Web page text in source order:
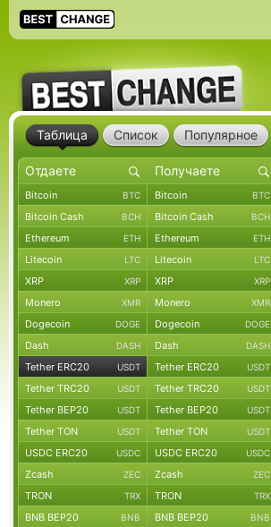
Таблица Список Популярное
Bitcoin BTC Bitcoin BTC
Bitcoin Cash BCH Bitcoin Cash BCH
Ethereum ETH Ethereum ETH
Litecoin LTC Litecoin LTC
XRP XRP XRP XRP
Monero XMR Monero XMR
Dogecoin DOGE Dogecoin DOGE
Dash DASH Dash DASH
Tether ERC20 USDT Tether ERC20 USDT
Tether TRC20 USDT Tether TRC20 USDT
Tether BEP20 USDT Tether BEP20 USDT
Tether TON USDT Tether TON USDT
USDC ERC20 USDC USDC ERC20 USDC
Zcash ZEC Zcash ZEC
TRON TRX TRON TRX
BNB BEP20 BNB BNB BEP20 BNB